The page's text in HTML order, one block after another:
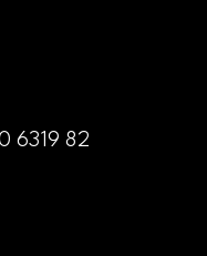
6319 82